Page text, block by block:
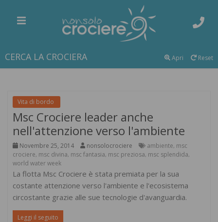
CERCA LA CROCIERA Reset
Apri
Vita di bordo
Msc Crociere leader anche
nell'attenzione verso l'ambiente
Novembre 25, 2014 nonsolocrociere ambiente, msc
crociere, msc divina, msc fantasia, msc preziosa, msc splendida,
world water week
La flotta Msc Crociere è stata premiata per la sua
costante attenzione verso l'ambiente e l'ecosistema
circostante grazie alle sue tecnologie d'avanguardia.
Leggi il seguito